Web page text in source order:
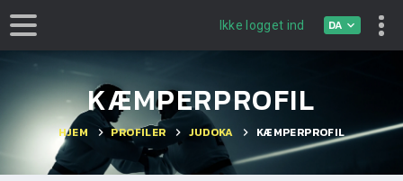
Ikke logget ind DA
KÆMPERPROFIL
HJEM PROFILER JUDOKA KÆMPERPROFIL